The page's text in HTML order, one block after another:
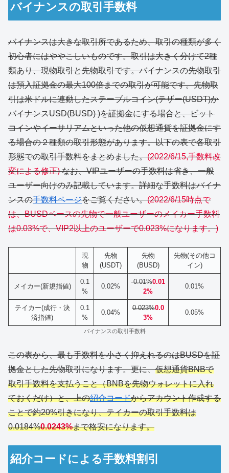
バイナンスの取引手数料
バイナンスは大きな取引所であるため、取引の種類が多く
初心者にはややこしいものです。取引は大きく分けて2種
類あり、現物取引と先物取引です。バイナンスの先物取引
は預入証拠金の最大100倍までの取引が可能です。先物取
引は米ドルに連動したステーブルコイン(テザー(USDT)か
バイナンスUSD(BUSD) )を証拠金にする場合と、ビット
コインやイーサリアムといった他の仮想通貨を証拠金にす
る場合の２種類の取引形態があります。以下の表で各取引
形態での取引手数料をまとめました。(2022/6/15,手数料改
変による修正)なお、VIPユーザーの手数料は省き、一般
ユーザー向けのみ記載しています。詳細な手数料はバイナ
ンスの手数料ページをご覧ください。(2022/6/15時点で
は、BUSDベースの先物で一般ユーザーのメイカー手数料
は0.03%で、VIP2以上のユーザーで0.023%になります。)
現
物
先物
(USDT)
先物
(BUSD)
先物(その他コ
イン)
メイカー(新規指値)
0.1
%
0.02%
-0.01%0.01
2%
0.01%
テイカー(成行・決
済指値)
0.1
%
0.04%
0.023%0.0
3%
0.05%
バイナンスの取引手数料
この表から、最も手数料を小さく抑えれるのはBUSDを証
拠金とした先物取引になります。更に、仮想通貨BNBで
取引手数料を支払うこと（BNBを先物ウォレットに入れ
ておくだけ）と、上の紹介コードからアカウント作成する
ことで約20%引きになり、テイカーの取引手数料は
0.0184%0.0243%まで格安になります。
紹介コードによる手数料割引